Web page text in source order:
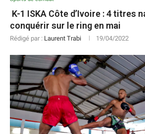
K-1 ISKA Côte d’Ivoire : 4 titres
conquérir sur le ring en mai
Rédigé par : Laurent Trabi 19/04/2022